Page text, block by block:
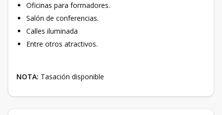
Oficinas para formadores.
Salón de conferencias.
Calles iluminada
Entre otros atractivos.
NOTA: Tasación disponible